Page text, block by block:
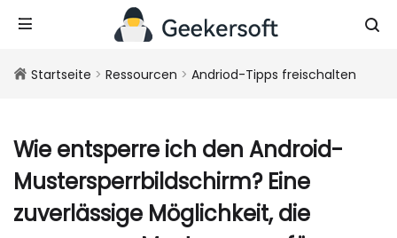
Startseite > Ressourcen > Andriod-Tipps freischalten
Wie entsperre ich den Android-
Mustersperrbildschirm? Eine
zuverlässige Möglichkeit, die